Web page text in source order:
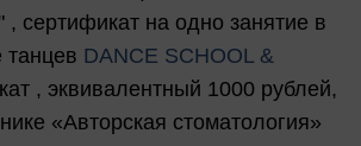
, сертификат на одно занятие в
танцев DANCE SCHOOL &
, эквивалентный 1000 рублей,
«Авторская стоматология»